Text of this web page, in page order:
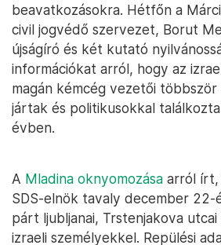
beavatkozásokra. Hétfőn a
civil jogvédő szervezet, Borut
újságíró és két kutató
információkat arról, hogy az
magán kémcég vezetői többször
jártak és politikusokkal
évben.
A Mladina oknyomozása arról írt,
SDS-elnök tavaly december 22-
párt ljubljanai, Trstenjakova
izraeli személyekkel. Repülési